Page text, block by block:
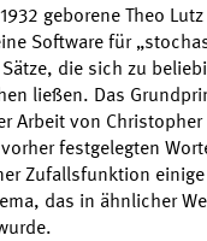
geborene Theo
Software für
die sich zu
ließen. Das
Arbeit von Christopher
festgelegten
Zufallsfunktion
das in ähnlicher